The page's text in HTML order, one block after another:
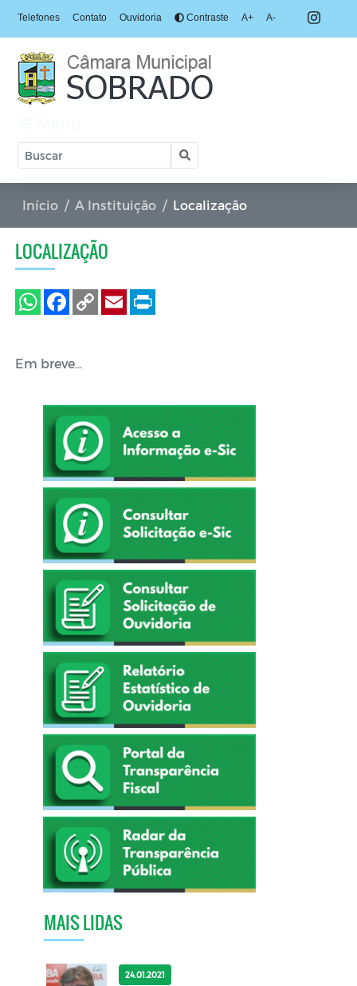
Telefones Contato Ouvidoria Contraste A+ A-
Início A Instituição Localização
LOCALIZAÇÃO
Em breve...
MAIS LIDAS
24.01.2021